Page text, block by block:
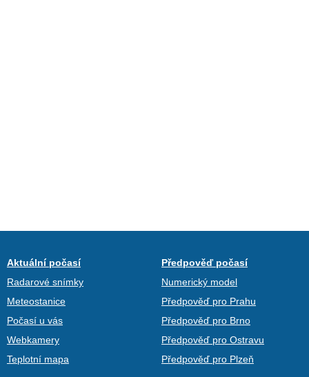
Aktuální počasí
Radarové snímky
Meteostanice
Počasí u vás
Webkamery
Teplotní mapa
Předpověď počasí
Numerický model
Předpověď pro Prahu
Předpověď pro Brno
Předpověď pro Ostravu
Předpověď pro Plzeň